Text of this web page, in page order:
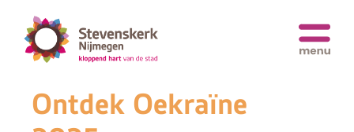
Ontdek Oekraïne